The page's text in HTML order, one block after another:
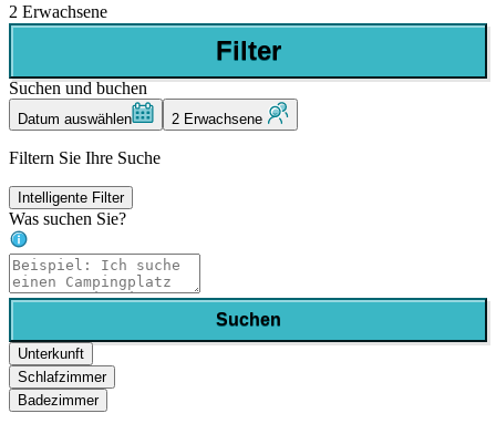
2 Erwachsene
Filter
Suchen und buchen
Datum auswählen 2 Erwachsene
Filtern Sie Ihre Suche
Intelligente Filter
Was suchen Sie?
Suchen
Unterkunft
Schlafzimmer
Badezimmer